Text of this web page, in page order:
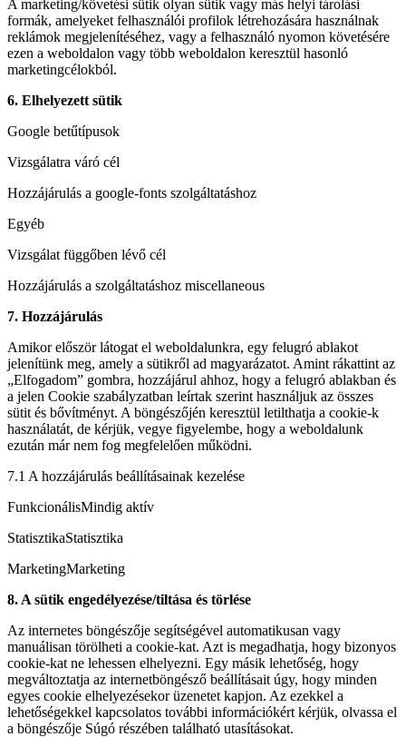
A marketing/követési sütik olyan sütik vagy más helyi tárolási
formák, amelyeket felhasználói profilok létrehozására használnak
reklámok megjelenítéséhez, vagy a felhasználó nyomon követésére
ezen a weboldalon vagy több weboldalon keresztül hasonló
marketingcélokból.
6. Elhelyezett sütik
Google betűtípusok
Vizsgálatra váró cél
Hozzájárulás a google-fonts szolgáltatáshoz
Egyéb
Vizsgálat függőben lévő cél
Hozzájárulás a szolgáltatáshoz miscellaneous
7. Hozzájárulás
Amikor először látogat el weboldalunkra, egy felugró ablakot
jelenítünk meg, amely a sütikről ad magyarázatot. Amint rákattint az
„Elfogadom” gombra, hozzájárul ahhoz, hogy a felugró ablakban és
a jelen Cookie szabályzatban leírtak szerint használjuk az összes
sütit és bővítményt. A böngészőjén keresztül letilthatja a cookie-k
használatát, de kérjük, vegye figyelembe, hogy a weboldalunk
ezután már nem fog megfelelően működni.
7.1 A hozzájárulás beállításainak kezelése
FunkcionálisMindig aktív
StatisztikaStatisztika
MarketingMarketing
8. A sütik engedélyezése/tiltása és törlése
Az internetes böngészője segítségével automatikusan vagy
manuálisan törölheti a cookie-kat. Azt is megadhatja, hogy bizonyos
cookie-kat ne lehessen elhelyezni. Egy másik lehetőség, hogy
megváltoztatja az internetböngésző beállításait úgy, hogy minden
egyes cookie elhelyezésekor üzenetet kapjon. Az ezekkel a
lehetőségekkel kapcsolatos további információkért kérjük, olvassa el
a böngészője Súgó részében található utasításokat.